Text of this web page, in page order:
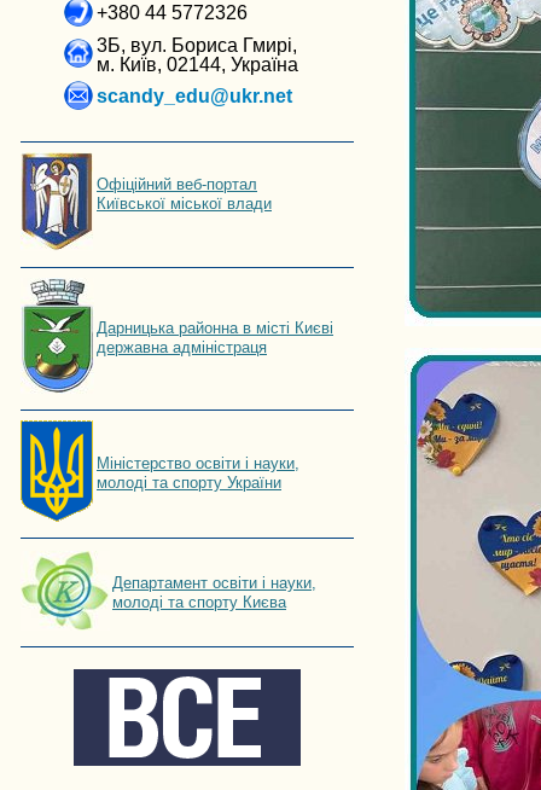
+380 44 5772326
3Б, вул. Бориса Гмирі,
м. Київ, 02144, Україна
scandy_edu@ukr.net
Офіційний веб-портал
Київської міської влади
Дарницька районна в місті Києві
державна адміністраця
Мiнiстерство освiти і науки,
молоді та спорту України
Департамент освіти і науки,
молоді та спорту Києва